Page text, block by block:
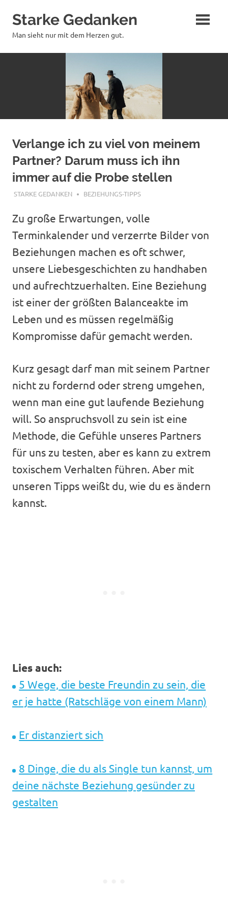
Inhalt
springen
Starke Gedanken
Man sieht nur mit dem Herzen gut.
Verlange ich zu viel von meinem
Partner? Darum muss ich ihn
immer auf die Probe stellen
MÄRZ 7, 2024
STARKE GEDANKEN BEZIEHUNGS-TIPPS
Zu große Erwartungen, volle
Terminkalender und verzerrte Bilder von
Beziehungen machen es oft schwer,
unsere Liebesgeschichten zu handhaben
und aufrechtzuerhalten. Eine Beziehung
ist einer der größten Balanceakte im
Leben und es müssen regelmäßig
Kompromisse dafür gemacht werden.
Kurz gesagt darf man mit seinem Partner
nicht zu fordernd oder streng umgehen,
wenn man eine gut laufende Beziehung
will. So anspruchsvoll zu sein ist eine
Methode, die Gefühle unseres Partners
für uns zu testen, aber es kann zu extrem
toxischem Verhalten führen. Aber mit
unseren Tipps weißt du, wie du es ändern
kannst.
Lies auch:
5 Wege, die beste Freundin zu sein, die
er je hatte (Ratschläge von einem Mann)
Er distanziert sich
8 Dinge, die du als Single tun kannst, um
deine nächste Beziehung gesünder zu
gestalten